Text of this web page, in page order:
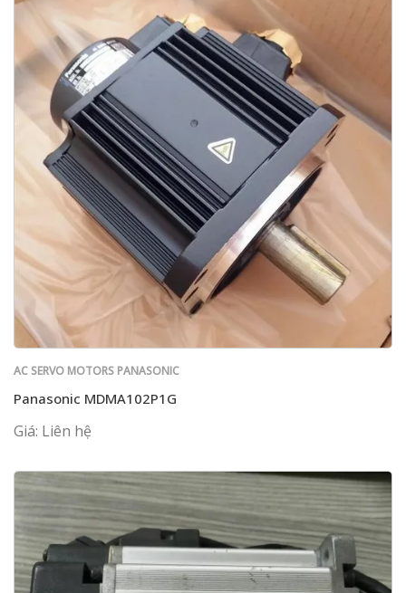
AC SERVO MOTORS PANASONIC
Panasonic MDMA102P1G
Giá: Liên hệ